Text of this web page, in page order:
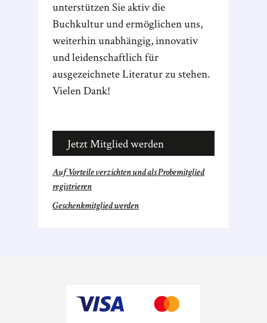
unterstützen Sie aktiv die
Buchkultur und ermöglichen uns,
weiterhin unabhängig, innovativ
und leidenschaftlich für
ausgezeichnete Literatur zu stehen.
Vielen Dank!
Jetzt Mitglied werden
Auf Vorteile verzichten und als Probemitglied
registrieren
Geschenkmitglied werden